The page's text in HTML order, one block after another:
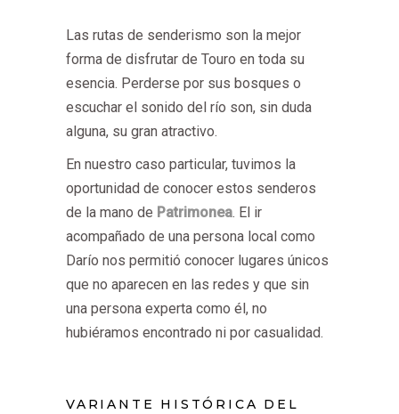
Las rutas de senderismo son la mejor
forma de disfrutar de Touro en toda su
esencia. Perderse por sus bosques o
escuchar el sonido del río son, sin duda
alguna, su gran atractivo.
En nuestro caso particular, tuvimos la
oportunidad de conocer estos senderos
de la mano de Patrimonea. El ir
acompañado de una persona local como
Darío nos permitió conocer lugares únicos
que no aparecen en las redes y que sin
una persona experta como él, no
hubiéramos encontrado ni por casualidad.
VARIANTE HISTÓRICA DEL